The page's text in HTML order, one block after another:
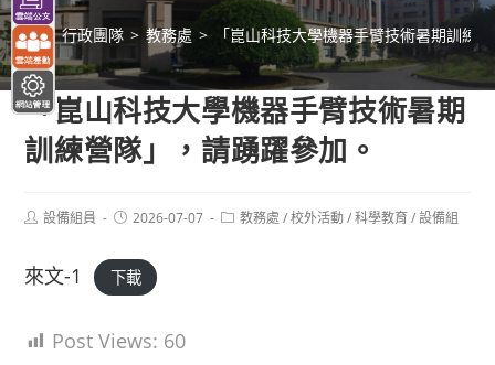
> 行政團隊 > 教務處 > 「崑山科技大學機器手臂技術暑期訓練
「崑山科技大學機器手臂技術暑期
訓練營隊」，請踴躍參加。
Post設備組員
Post2026-07-07
Post教務處 / 校外活動 / 科學教育 / 設備組
來文-1 下載
Post Views: 60